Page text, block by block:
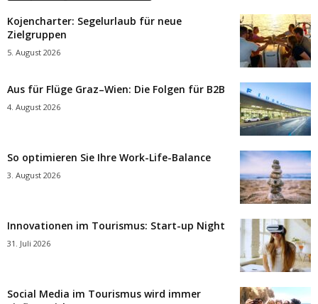
Kojencharter: Segelurlaub für neue
Zielgruppen
5. August 2026
Aus für Flüge Graz–Wien: Die Folgen für B2B
4. August 2026
So optimieren Sie Ihre Work-Life-Balance
3. August 2026
Innovationen im Tourismus: Start-up Night
31. Juli 2026
Social Media im Tourismus wird immer